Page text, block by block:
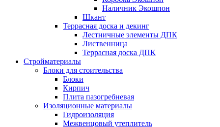
Наличник Экошпон
Шкант
Террасная доска и декинг
Лестничные элементы ДПК
Лиственница
Террасная доска ДПК
Стройматериалы
Блоки для стоительства
Блоки
Кирпич
Плита пазогребневая
Изоляционные материалы
Гидроизоляция
Межвенцовый утеплитель